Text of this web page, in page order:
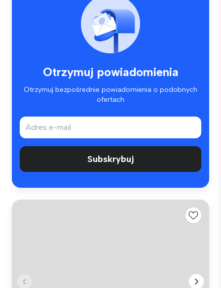
Otrzymuj powiadomienia
Otrzymuj bezpośrednie powiadomienia o podobnych
ofertach
Subskrybuj